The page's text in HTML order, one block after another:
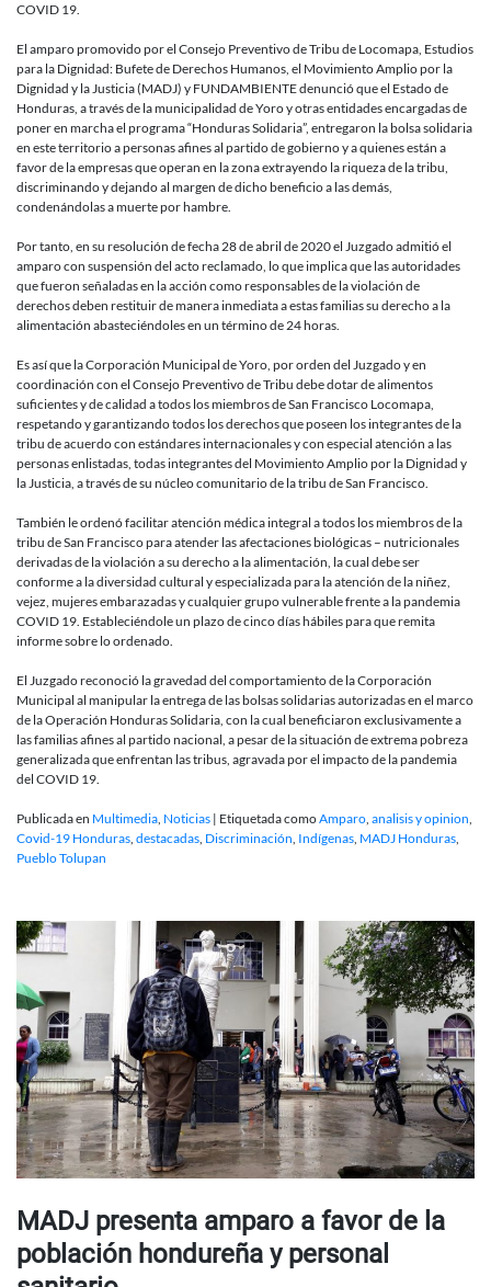
tribu
tolupana
ordena
juzgado
por
amparo
COVID 19.
El amparo promovido por el Consejo Preventivo de Tribu de Locomapa, Estudios
para la Dignidad: Bufete de Derechos Humanos, el Movimiento Amplio por la
Dignidad y la Justicia (MADJ) y FUNDAMBIENTE denunció que el Estado de
Honduras, a través de la municipalidad de Yoro y otras entidades encargadas de
poner en marcha el programa “Honduras Solidaria”, entregaron la bolsa solidaria
en este territorio a personas afines al partido de gobierno y a quienes están a
favor de la empresas que operan en la zona extrayendo la riqueza de la tribu,
discriminando y dejando al margen de dicho beneficio a las demás,
condenándolas a muerte por hambre.
Por tanto, en su resolución de fecha 28 de abril de 2020 el Juzgado admitió el
amparo con suspensión del acto reclamado, lo que implica que las autoridades
que fueron señaladas en la acción como responsables de la violación de
derechos deben restituir de manera inmediata a estas familias su derecho a la
alimentación abasteciéndoles en un término de 24 horas.
Es así que la Corporación Municipal de Yoro, por orden del Juzgado y en
coordinación con el Consejo Preventivo de Tribu debe dotar de alimentos
suficientes y de calidad a todos los miembros de San Francisco Locomapa,
respetando y garantizando todos los derechos que poseen los integrantes de la
tribu de acuerdo con estándares internacionales y con especial atención a las
personas enlistadas, todas integrantes del Movimiento Amplio por la Dignidad y
la Justicia, a través de su núcleo comunitario de la tribu de San Francisco.
También le ordenó facilitar atención médica integral a todos los miembros de la
tribu de San Francisco para atender las afectaciones biológicas – nutricionales
derivadas de la violación a su derecho a la alimentación, la cual debe ser
conforme a la diversidad cultural y especializada para la atención de la niñez,
vejez, mujeres embarazadas y cualquier grupo vulnerable frente a la pandemia
COVID 19. Estableciéndole un plazo de cinco días hábiles para que remita
informe sobre lo ordenado.
El Juzgado reconoció la gravedad del comportamiento de la Corporación
Municipal al manipular la entrega de las bolsas solidarias autorizadas en el marco
de la Operación Honduras Solidaria, con la cual beneficiaron exclusivamente a
las familias afines al partido nacional, a pesar de la situación de extrema pobreza
generalizada que enfrentan las tribus, agravada por el impacto de la pandemia
del COVID 19.
Publicada en Multimedia, Noticias | Etiquetada comoAmparo, analisis y opinion,
Covid-19 Honduras, destacadas, Discriminación, Indígenas, MADJ Honduras,
Pueblo Tolupan
MADJ presenta amparo a favor de la
población hondureña y personal